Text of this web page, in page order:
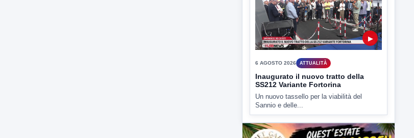
▶
6 AGOSTO 2026 ATTUALITÀ
Inaugurato il nuovo tratto della
SS212 Variante Fortorina
Un nuovo tassello per la viabilità del
Sannio e delle...